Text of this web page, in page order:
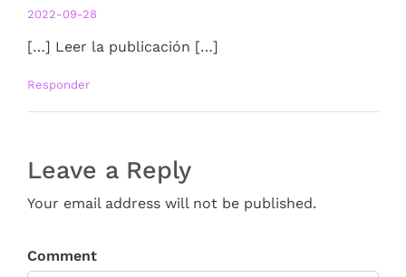
2022-09-28
[…] Leer la publicación […]
Responder
Leave a Reply
Your email address will not be published.
Comment